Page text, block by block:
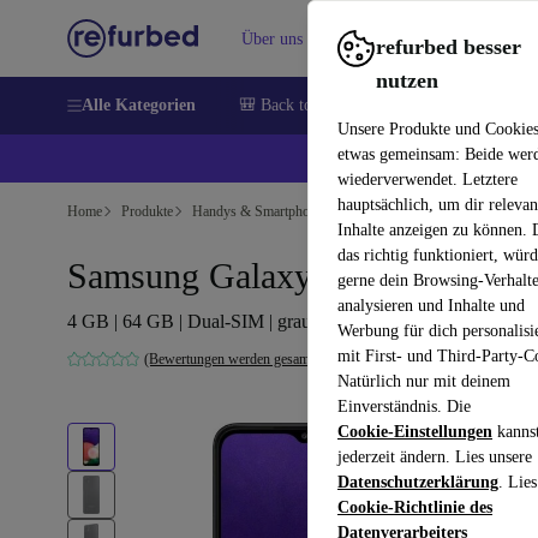
refurbed besser
nutzen
Unsere Produkte und
etwas gemeinsam: Beide
wiederverwendet. Letztere
hauptsächlich, um dir
Inhalte anzeigen zu können.
das richtig funktioniert,
gerne dein Browsing-
analysieren und Inhalte und
Werbung für dich
mit First- und Third-Party-
Natürlich nur mit deinem
Einverständnis. Die
Cookie-Einstellungen
jederzeit ändern. Lies unsere
Datenschutzerklärung.
Cookie-Richtlinie des
Datenverarbeiters
Über uns Verkaufen Hilfe
Alle Kategorien 🎒 Back to school
💰
Home Produkte Handys & Smartphones Samsung Galaxy Handys
Samsung Galaxy A22s 5G
4 GB | 64 GB | Dual-SIM | grau
(Bewertungen werden gesammelt)